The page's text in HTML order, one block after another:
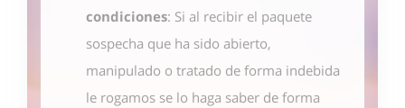
condiciones: Si al recibir el paquete
sospecha que ha sido abierto,
manipulado o tratado de forma indebida
le rogamos se lo haga saber de forma